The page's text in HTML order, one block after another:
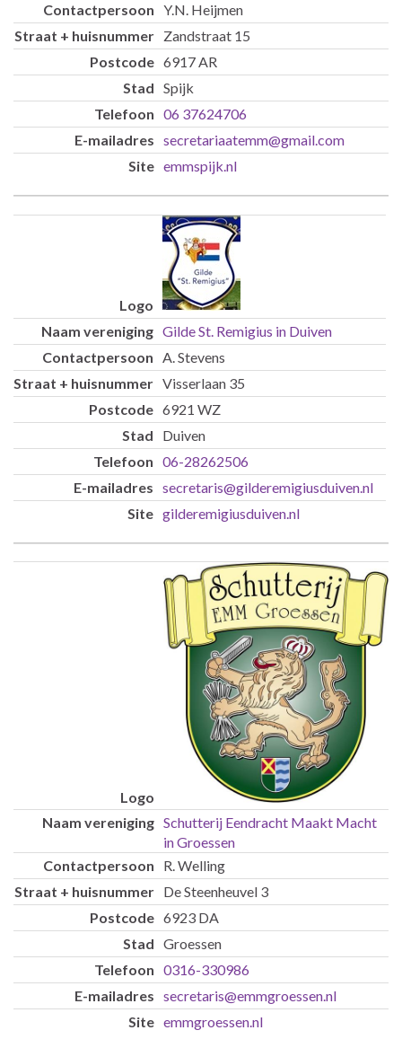
Y.N. Heijmen
Zandstraat 15
6917 AR
Spijk
06 37624706
secretariaatemm@gmail.com
emmspijk.nl
Gilde St. Remigius in Duiven
A. Stevens
Visserlaan 35
6921 WZ
Duiven
06-28262506
secretaris@gilderemigiusduiven.nl
gilderemigiusduiven.nl
Schutterij Eendracht Maakt Macht
in Groessen
R. Welling
De Steenheuvel 3
6923 DA
Groessen
0316-330986
secretaris@emmgroessen.nl
emmgroessen.nl